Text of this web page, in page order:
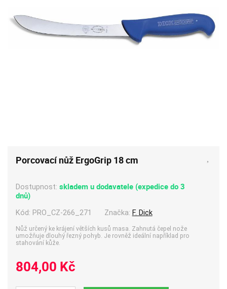
Porcovací nůž ErgoGrip 18 cm
Dostupnost:skladem u dodavatele (expedice do 3
dnů)
Kód: PRO_CZ-266_271 Značka: F. Dick
Nůž určený ke krájení větších kusů masa. Zahnutá čepel nože
umožňuje dlouhý řezný pohyb. Je rovněž ideální například pro
stahování kůže.
804,00 Kč